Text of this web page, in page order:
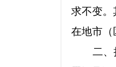
求不变。
在地市（
二、